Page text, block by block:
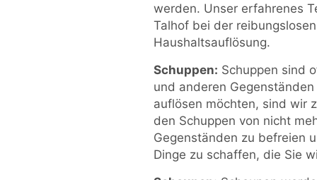
werden. Unser erfahrenes
Talhof bei der
Haushaltsauflösung.
Schuppen: Schuppen sind
und anderen
auflösen möchten, sind wir
den Schuppen von nicht
Gegenständen zu befreien
Dinge zu schaffen, die Sie